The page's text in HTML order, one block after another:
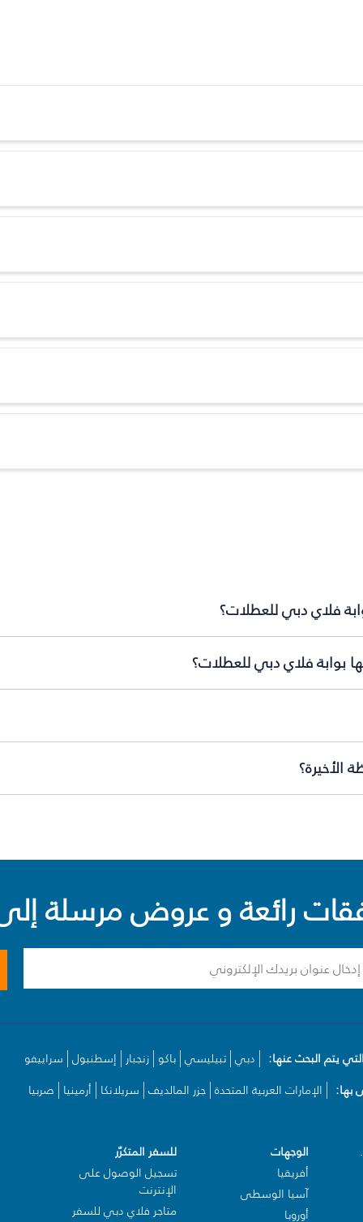
فلاي دبي للعطلات؟
بوابة فلاي دبي للعطلات؟
الأخيرة؟
رائعة و عروض مرسلة
يتم البحث عنها: دبي تبيليسي باكو زنجبار إسطنبول سراييفو
بها:
الإمارات العربية المتحدة جزر المالديف سريلانكا أرمينيا صربيا
الوجهات
أفريقيا
آسيا الوسطى
أوروبا
للسفر المتكرّر
تسجيل الوصول على
الإنترنت
متاجر فلاي دبي للسفر